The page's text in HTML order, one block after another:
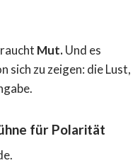
Mut.Und es
sich zu zeigen: die Lust,
für Polarität